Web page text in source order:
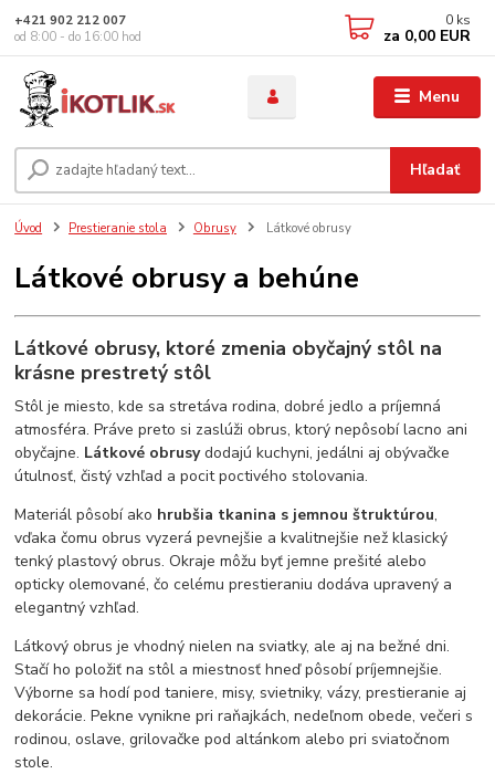
Menu
Hľadať
+421 902 212 007
od 8:00 - do 16:00 hod
0 ks
za 0,00 EUR
Úvod Prestieranie stola Obrusy Látkové obrusy
Látkové obrusy a behúne
Látkové obrusy, ktoré zmenia obyčajný stôl na
krásne prestretý stôl
Stôl je miesto, kde sa stretáva rodina, dobré jedlo a príjemná
atmosféra. Práve preto si zaslúži obrus, ktorý nepôsobí lacno ani
obyčajne. Látkové obrusydodajú kuchyni, jedálni aj obývačke
útulnosť, čistý vzhľad a pocit poctivého stolovania.
Materiál pôsobí ako hrubšia tkanina s jemnou štruktúrou,
vďaka čomu obrus vyzerá pevnejšie a kvalitnejšie než klasický
tenký plastový obrus. Okraje môžu byť jemne prešité alebo
opticky olemované, čo celému prestieraniu dodáva upravený a
elegantný vzhľad.
Látkový obrus je vhodný nielen na sviatky, ale aj na bežné dni.
Stačí ho položiť na stôl a miestnosť hneď pôsobí príjemnejšie.
Výborne sa hodí pod taniere, misy, svietniky, vázy, prestieranie aj
dekorácie. Pekne vynikne pri raňajkách, nedeľnom obede, večeri s
rodinou, oslave, grilovačke pod altánkom alebo pri sviatočnom
stole.